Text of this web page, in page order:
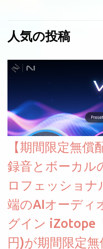
人気の投稿
【期間限定無
録音とボーカル
ロフェッショナ
端のAIオーディ
グイン iZotope
円)が期間限定無